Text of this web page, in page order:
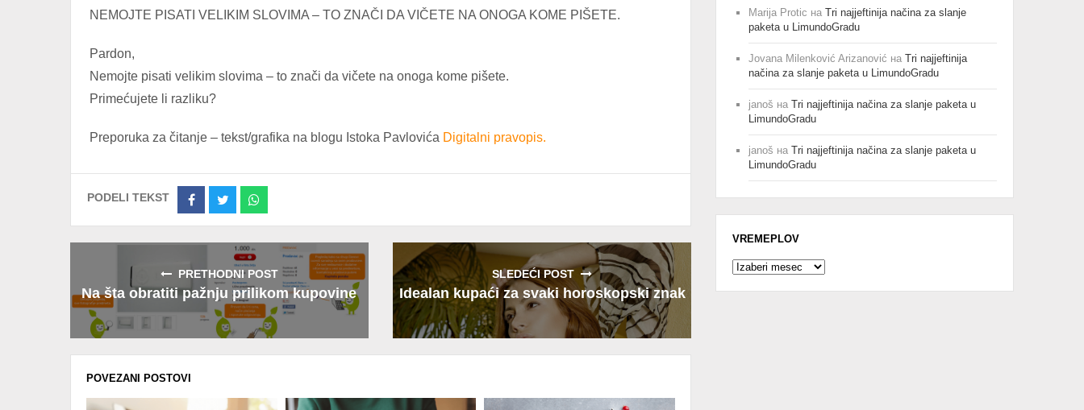
NEMOJTE PISATI VELIKIM SLOVIMA – TO ZNAČI DA VIČETE NA ONOGA KOME PIŠETE.
Pardon,
Nemojte pisati velikim slovima – to znači da vičete na onoga kome pišete.
Primećujete li razliku?
Preporuka za čitanje – tekst/grafika na blogu Istoka Pavlovića Digitalni pravopis.
PODELI TEKST
Share
Facebook
Share
TwitterWhatsapp
PRETHODNI POST
Na šta obratiti pažnju prilikom kupovine
SLEDEĆI POST
Idealan kupaći za svaki horoskopski znak
POVEZANI POSTOVI
Marija Protic наTri najjeftinija načina za slanje
paketa u LimundoGradu
Jovana Milenković Arizanović наTri najjeftinija
načina za slanje paketa u LimundoGradu
janoš наTri najjeftinija načina za slanje paketa u
LimundoGradu
janoš наTri najjeftinija načina za slanje paketa u
LimundoGradu
VREMEPLOV
Vremeplov